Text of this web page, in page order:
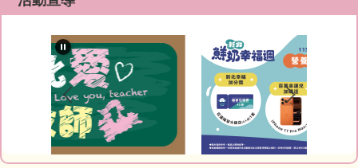
最新消息
教師Blog
榮譽榜網站